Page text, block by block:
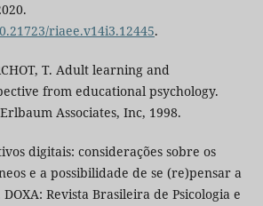
riaee.v14i3.12445.
T. Adult learning and
from educational psychology.
Associates, Inc, 1998.
digitais: considerações sobre os
e a possibilidade de se (re)pensar a
Revista Brasileira de Psicologia e